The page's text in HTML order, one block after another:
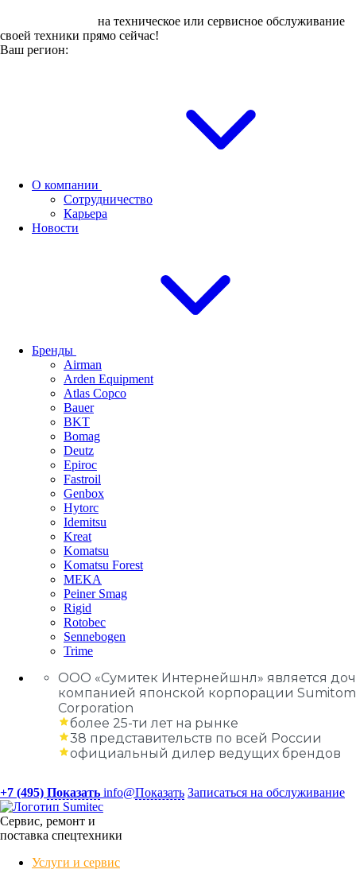
на техническое или сервисное обслуживание
своей техники прямо сейчас!
Ваш регион:
О компании
Сотрудничество
Карьера
Новости
Бренды
Airman
Arden Equipment
Atlas Сopco
Bauer
BKT
Bomag
Deutz
Epiroc
Fastroil
Genbox
Hytorc
Idemitsu
Kreat
Komatsu
Komatsu Forest
MEKA
Peiner Smag
Rigid
Rotobec
Sennebogen
Trime
ООО «Сумитек Интернейшнл» является
компанией японской корпорации
Corporation
более 25-ти лет на рынке
38 представительств по всей России
официальный дилер ведущих брендов
+7 (495) Показать info@Показать Записаться на обслуживание
Сервис, ремонт и
поставка спецтехники
Услуги и сервис